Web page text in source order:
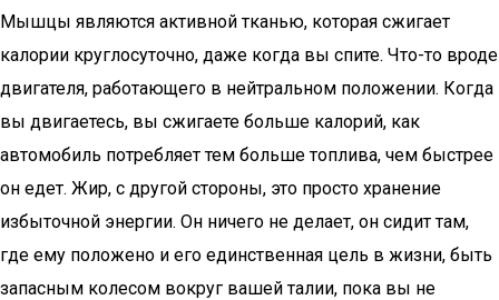
Мышцы являются активной тканью, которая сжигает
калории круглосуточно, даже когда вы спите. Что-то вроде
двигателя, работающего в нейтральном положении. Когда
вы двигаетесь, вы сжигаете больше калорий, как
автомобиль потребляет тем больше топлива, чем быстрее
он едет. Жир, с другой стороны, это просто хранение
избыточной энергии. Он ничего не делает, он сидит там,
где ему положено и его единственная цель в жизни, быть
запасным колесом вокруг вашей талии, пока вы не